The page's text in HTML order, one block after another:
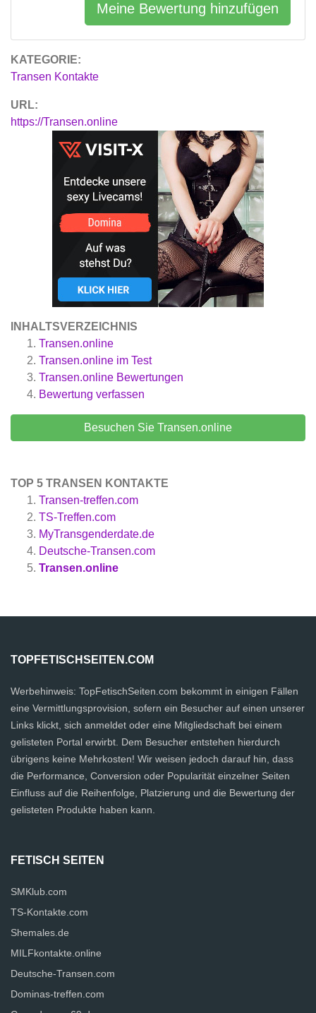
KATEGORIE:
Transen Kontakte
URL:
https://Transen.online
INHALTSVERZEICHNIS
Transen.online
Transen.online im Test
Transen.online Bewertungen
Bewertung verfassen
Besuchen Sie Transen.online
TOP 5 TRANSEN KONTAKTE
Transen-treffen.com
TS-Treffen.com
MyTransgenderdate.de
Deutsche-Transen.com
Transen.online
Meine Bewertung hinzufügen
TOPFETISCHSEITEN.COM
Werbehinweis: TopFetischSeiten.com bekommt in einigen Fällen
eine Vermittlungsprovision, sofern ein Besucher auf einen unserer
Links klickt, sich anmeldet oder eine Mitgliedschaft bei einem
gelisteten Portal erwirbt. Dem Besucher entstehen hierdurch
übrigens keine Mehrkosten! Wir weisen jedoch darauf hin, dass
die Performance, Conversion oder Popularität einzelner Seiten
Einfluss auf die Reihenfolge, Platzierung und die Bewertung der
gelisteten Produkte haben kann.
FETISCH SEITEN
SMKlub.com
TS-Kontakte.com
Shemales.de
MILFkontakte.online
Deutsche-Transen.com
Dominas-treffen.com